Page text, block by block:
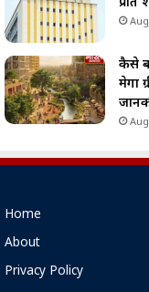
कैसे
मेगा
Home
About
Privacy Policy